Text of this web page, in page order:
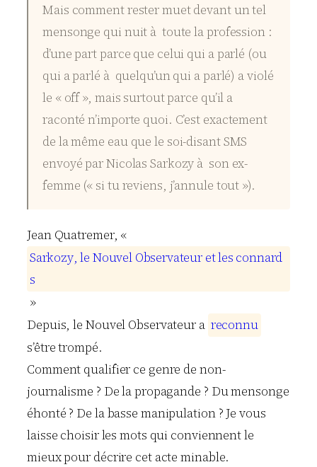
Mais comment rester muet devant un tel
mensonge qui nuit à toute la profession :
d’une part parce que celui qui a parlé (ou
qui a parlé à quelqu’un qui a parlé) a violé
le « off », mais surtout parce qu’il a
raconté n’importe quoi. C’est exactement
de la même eau que le soi-disant SMS
envoyé par Nicolas Sarkozy à son ex-
femme (« si tu reviens, j’annule tout »).
Jean Quatremer, «
Sarkozy, le Nouvel Observateur etles connard
s
»
Depuis, le Nouvel Observateur a reconnu
s’être trompé.
Comment qualifier ce genre de non-
journalisme ? De la propagande ? Du mensonge
éhonté ? De la basse manipulation ? Je vous
laisse choisir les mots qui conviennent le
mieux pour décrire cet acte minable.